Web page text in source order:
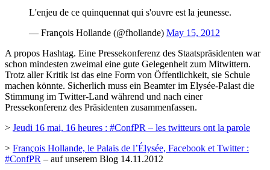
L'enjeu de ce quinquennat qui s'ouvre est la jeunesse.
— François Hollande (@fhollande) May 15, 2012
A propos Hashtag. Eine Pressekonferenz des Staatspräsidenten war
schon mindesten zweimal eine gute Gelegenheit zum Mitwittern.
Trotz aller Kritik ist das eine Form von Öffentlichkeit, sie Schule
machen könnte. Sicherlich muss ein Beamter im Elysée-Palast die
Stimmung im Twitter-Land während und nach einer
Pressekonferenz des Präsidenten zusammenfassen.
> Jeudi 16 mai, 16 heures : #ConfPR – les twitteurs ont la parole
> François Hollande, le Palais de l’Élysée, Facebook et Twitter :
#ConfPR – auf unserem Blog 14.11.2012